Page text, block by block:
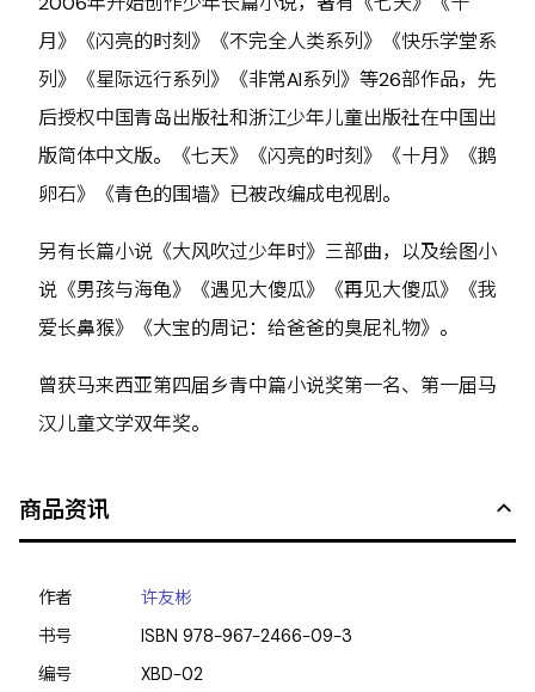
月》《闪亮的时刻》《不完全人类系列》《快乐学堂系
列》《星际远行系列》《非常AI系列》等26部作品，先
后授权中国青岛出版社和浙江少年儿童出版社在中国出
版简体中文版。《七天》《闪亮的时刻》《十月》《鹅
卵石》《青色的围墙》已被改编成电视剧。
另有长篇小说《大风吹过少年时》三部曲，以及绘图小
说《男孩与海龟》《遇见大傻瓜》《再见大傻瓜》《我
爱长鼻猴》《大宝的周记：给爸爸的臭屁礼物》。
曾获马来西亚第四届乡青中篇小说奖第一名、第一届马
汉儿童文学双年奖。
商品资讯
作者
许友彬
书号
ISBN978-967-2466-09-3
编号
XBD-02